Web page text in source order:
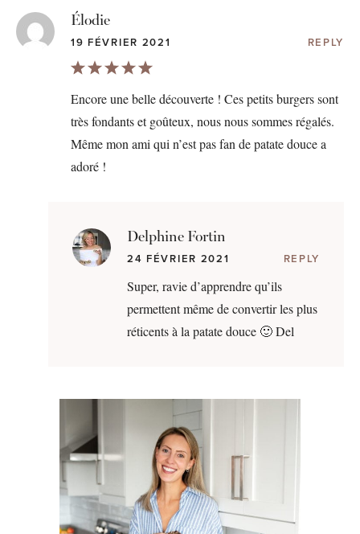
Élodie
19 FÉVRIER 2021 REPLY
Encore une belle découverte ! Ces petits burgers sont
très fondants et goûteux, nous nous sommes régalés.
Même mon ami qui n’est pas fan de patate douce a
adoré !
Delphine Fortin
24 FÉVRIER 2021 REPLY
Super, ravie d’apprendre qu’ils
permettent même de convertir les plus
réticents à la patate douce 🙂 Del